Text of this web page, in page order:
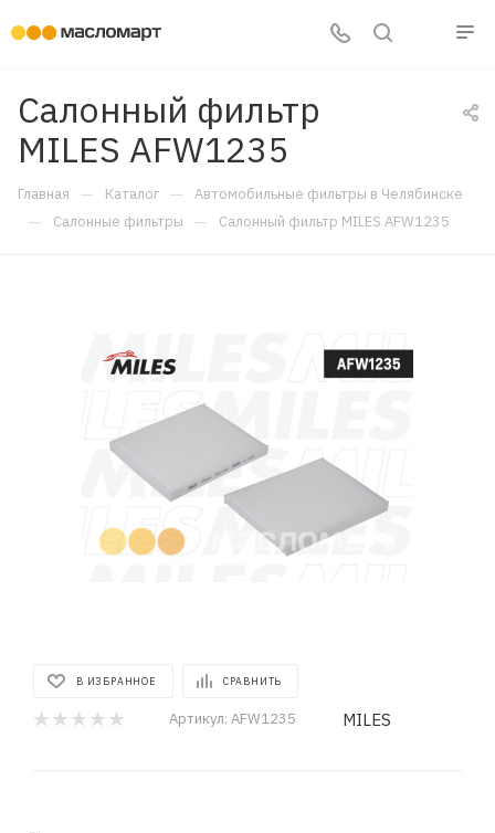
Салонный фильтр
MILES AFW1235
Главная — Каталог — Автомобильные фильтры в Челябинске
— Салонные фильтры — Салонный фильтр MILES AFW1235
В ИЗБРАННОЕ СРАВНИТЬ
Артикул: AFW1235 MILES